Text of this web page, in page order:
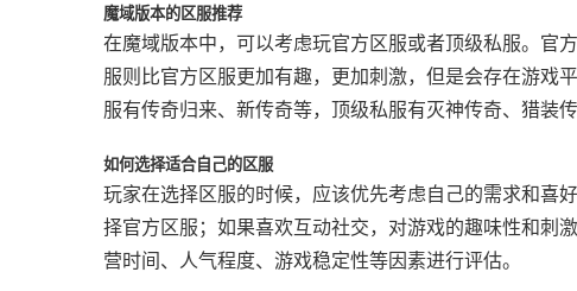
魔域版本的区服推荐
在魔域版本中，可以考虑玩官方区服或者顶级私服。官
服则比官方区服更加有趣，更加刺激，但是会存在游戏
服有传奇归来、新传奇等，顶级私服有灭神传奇、猎装传
如何选择适合自己的区服
玩家在选择区服的时候，应该优先考虑自己的需求和喜
择官方区服；如果喜欢互动社交，对游戏的趣味性和刺
营时间、人气程度、游戏稳定性等因素进行评估。